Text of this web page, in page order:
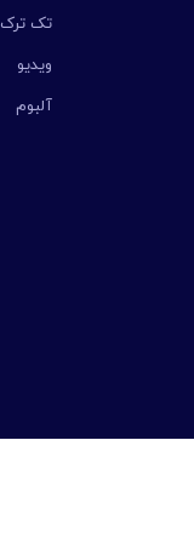
تک ترک
ویدیو
آلبوم